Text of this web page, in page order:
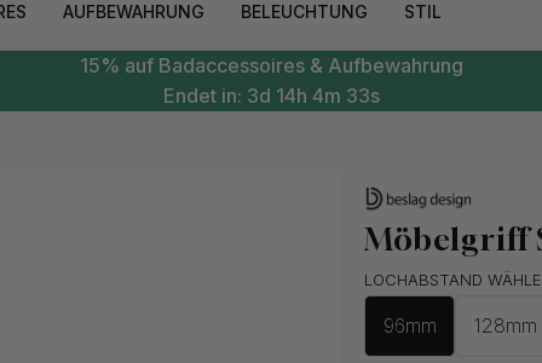
AUFBEWAHRUNG BELEUCHTUNG STIL
15% auf Badaccessoires & Aufbewahrung
Endet in: 3d 14h 4m 32s
Möbelgriff
LOCHABSTAND
96mm 128mm